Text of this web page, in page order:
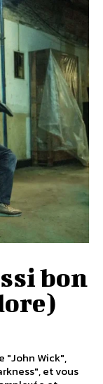
bon
"John Wick",
et vous